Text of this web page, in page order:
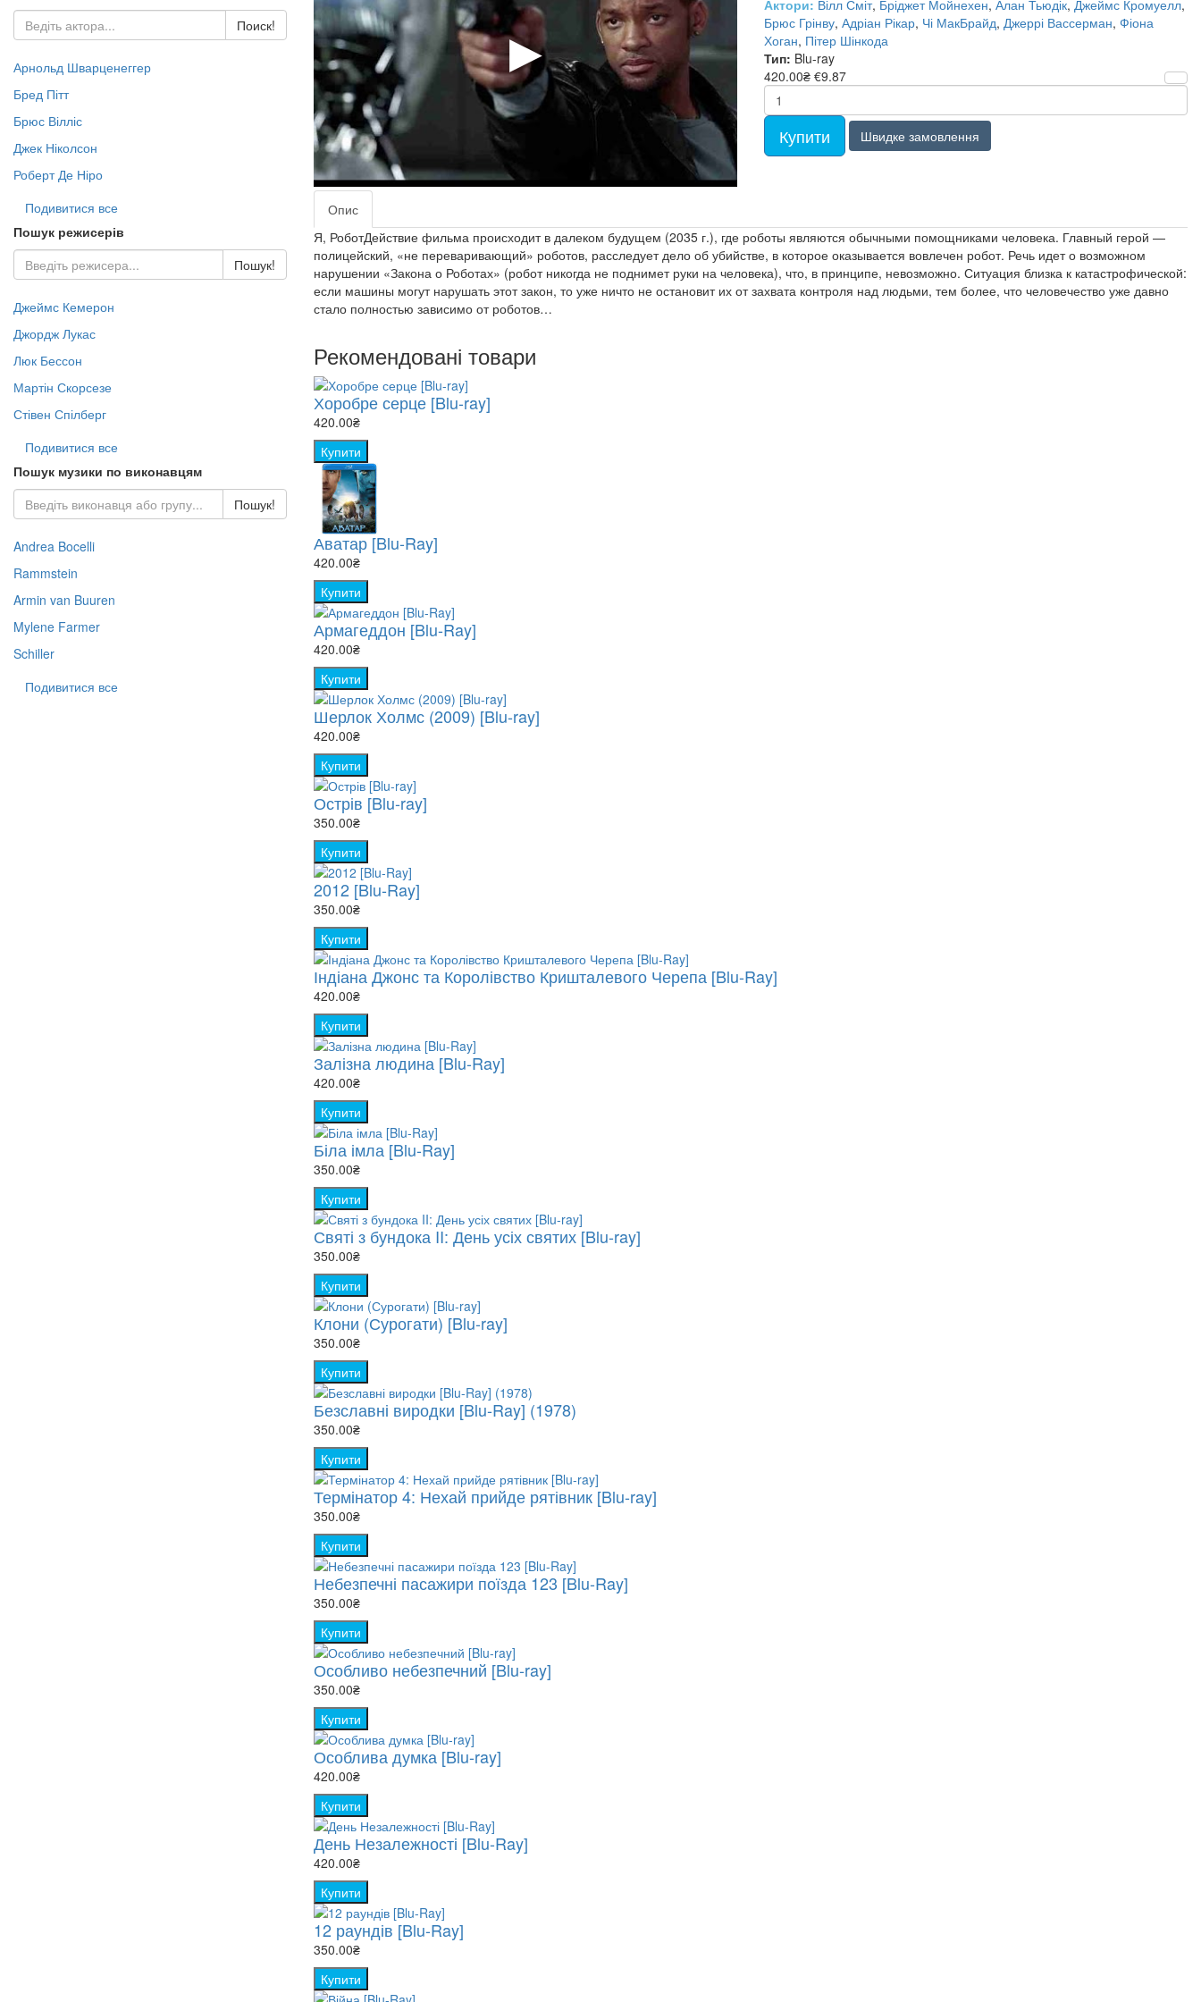
Жах Містика (497)
Документальне DVD (435)
- Військова справа (51)
Еротика (133)
Мульт Русский (728)
Мульт Аніме (77)
Фільми на DVD (12681)
Українське кіно (107)
- Пригоди (Зар.) (160)
- Триллер (Зор.) (272)
- Жахи (Зор.) (109)
- Фантастика (Зор.) (376)
Караоке (13)
Караоке DVD (136)
Jazz & Blues (130)
Rock (444)
Electronic Music (48)
Збірники MP3 (203)
Pop LP (53)
Шансон LP (0)
Поиск!
Арнольд Шварценеггер
Бред Пітт
Брюс Вілліс
Джек Ніколсон
Роберт Де Ніро
Подивитися все
Пошук режисерів
Пошук!
Джеймс Кемерон
Джордж Лукас
Люк Бессон
Мартін Скорсезе
Стівен Спілберг
Подивитися все
Пошук музики по виконавцям
Пошук!
Andrea Bocelli
Rammstein
Armin van Buuren
Mylene Farmer
Schiller
Подивитися все
- ТВ шоу (95)Актори: Вілл Сміт, Бріджет Мойнехен, Алан Тьюдік, Джеймс Кромуелл,
Брюс Грінву, Адріан Рікар, Чі МакБрайд, Джеррі Вассерман, Фіона
Хоган, Пітер Шінкода
Тип: Blu-ray
420.00₴ €9.87
Купити Швидке замовлення
Опис
Я, РоботДействие фильма происходит в далеком будущем (2035 г.), где роботы являются обычными помощниками человека. Главный герой —
полицейский, «не переваривающий» роботов, расследует дело об убийстве, в которое оказывается вовлечен робот. Речь идет о возможном
нарушении «Закона о Роботах» (робот никогда не поднимет руки на человека), что, в принципе, невозможно. Ситуация близка к катастрофической:
если машины могут нарушать этот закон, то уже ничто не остановит их от захвата контроля над людьми, тем более, что человечество уже давно
стало полностью зависимо от роботов…
Рекомендовані товари
Хоробре серце [Blu-ray]
420.00₴
Купити
Аватар [Blu-Ray]
420.00₴
Купити
Армагеддон [Blu-Ray]
420.00₴
Купити
Шерлок Холмс (2009) [Blu-ray]
420.00₴
Купити
Острів [Blu-ray]
350.00₴
Купити
2012 [Blu-Ray]
350.00₴
Купити
Індіана Джонс та Королівство Кришталевого Черепа [Blu-Ray]
420.00₴
Купити
Залізна людина [Blu-Ray]
420.00₴
Купити
Біла імла [Blu-Ray]
350.00₴
Купити
Святі з бундока II: День усіх святих [Blu-ray]
350.00₴
Купити
Клони (Сурогати) [Blu-ray]
350.00₴
Купити
Безславні виродки [Blu-Ray] (1978)
350.00₴
Купити
Термінатор 4: Нехай прийде рятівник [Blu-ray]
350.00₴
Купити
Небезпечні пасажири поїзда 123 [Blu-Ray]
350.00₴
Купити
Особливо небезпечний [Blu-ray]
350.00₴
Купити
Особлива думка [Blu-ray]
420.00₴
Купити
День Незалежності [Blu-Ray]
420.00₴
Купити
12 раундів [Blu-Ray]
350.00₴
Купити